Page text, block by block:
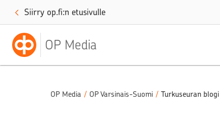
Siirry op.fi:n etusivulle
OP Media
OP Media / OP Varsinais-Suomi / Turkuseuran blogi